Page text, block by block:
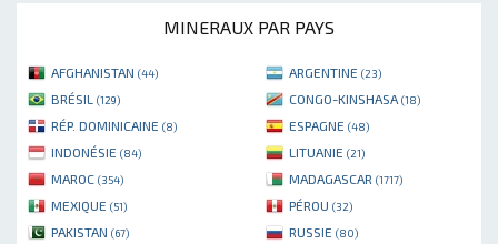
MINERAUX PAR PAYS
AFGHANISTAN (44) ARGENTINE (23)
BRÉSIL (129) CONGO-KINSHASA (18)
RÉP. DOMINICAINE (8) ESPAGNE (48)
INDONÉSIE (84) LITUANIE (21)
MAROC (354) MADAGASCAR (1717)
MEXIQUE (51) PÉROU (32)
PAKISTAN (67) RUSSIE (80)